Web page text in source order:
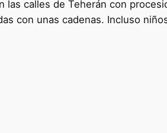
calles de Teherán con
con unas cadenas. Incluso